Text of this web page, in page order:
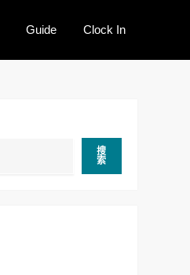
Guide Clock In
搜
索